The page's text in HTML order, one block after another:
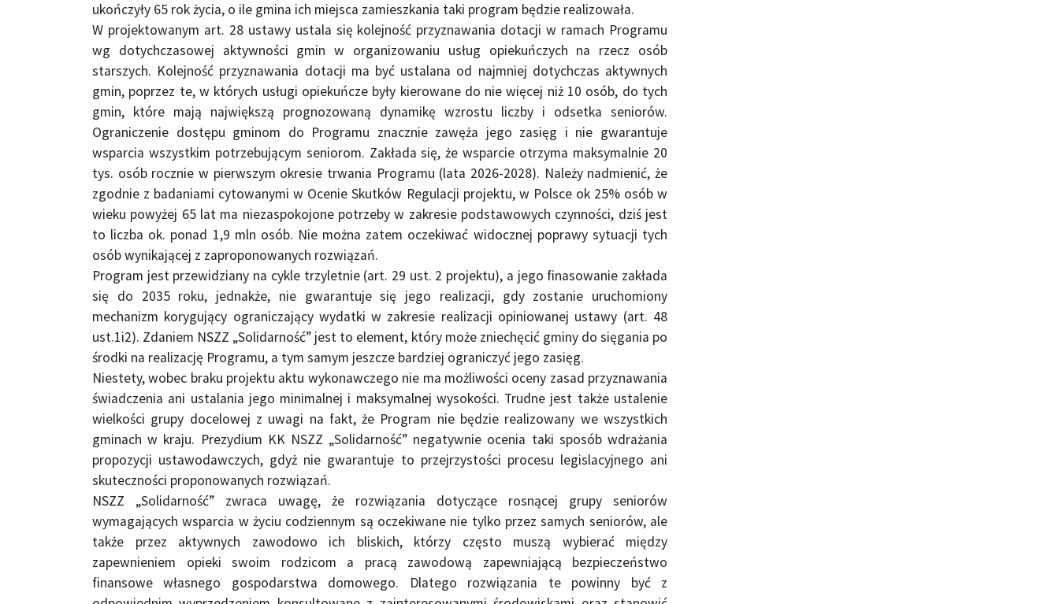
ukończyły 65 rok życia, o ile gmina ich miejsca zamieszkania taki program będzie realizowała.
W projektowanym art. 28 ustawy ustala się kolejność przyznawania dotacji w ramach Programu
wg dotychczasowej aktywności gmin w organizowaniu usług opiekuńczych na rzecz osób
starszych. Kolejność przyznawania dotacji ma być ustalana od najmniej dotychczas aktywnych
gmin, poprzez te, w których usługi opiekuńcze były kierowane do nie więcej niż 10 osób, do tych
gmin, które mają największą prognozowaną dynamikę wzrostu liczby i odsetka seniorów.
Ograniczenie dostępu gminom do Programu znacznie zawęża jego zasięg i nie gwarantuje
wsparcia wszystkim potrzebującym seniorom. Zakłada się, że wsparcie otrzyma maksymalnie 20
tys. osób rocznie w pierwszym okresie trwania Programu (lata 2026-2028). Należy nadmienić, że
zgodnie z badaniami cytowanymi w Ocenie Skutków Regulacji projektu, w Polsce ok 25% osób w
wieku powyżej 65 lat ma niezaspokojone potrzeby w zakresie podstawowych czynności, dziś jest
to liczba ok. ponad 1,9 mln osób. Nie można zatem oczekiwać widocznej poprawy sytuacji tych
osób wynikającej z zaproponowanych rozwiązań.
Program jest przewidziany na cykle trzyletnie (art. 29 ust. 2 projektu), a jego finasowanie zakłada
się do 2035 roku, jednakże, nie gwarantuje się jego realizacji, gdy zostanie uruchomiony
mechanizm korygujący ograniczający wydatki w zakresie realizacji opiniowanej ustawy (art. 48
ust.1i2). Zdaniem NSZZ „Solidarność” jest to element, który może zniechęcić gminy do sięgania po
środki na realizację Programu, a tym samym jeszcze bardziej ograniczyć jego zasięg.
Niestety, wobec braku projektu aktu wykonawczego nie ma możliwości oceny zasad przyznawania
świadczenia ani ustalania jego minimalnej i maksymalnej wysokości. Trudne jest także ustalenie
wielkości grupy docelowej z uwagi na fakt, że Program nie będzie realizowany we wszystkich
gminach w kraju. Prezydium KK NSZZ „Solidarność” negatywnie ocenia taki sposób wdrażania
propozycji ustawodawczych, gdyż nie gwarantuje to przejrzystości procesu legislacyjnego ani
skuteczności proponowanych rozwiązań.
NSZZ „Solidarność” zwraca uwagę, że rozwiązania dotyczące rosnącej grupy seniorów
wymagających wsparcia w życiu codziennym są oczekiwane nie tylko przez samych seniorów, ale
także przez aktywnych zawodowo ich bliskich, którzy często muszą wybierać między
zapewnieniem opieki swoim rodzicom a pracą zawodową zapewniającą bezpieczeństwo
finansowe własnego gospodarstwa domowego. Dlatego rozwiązania te powinny być z